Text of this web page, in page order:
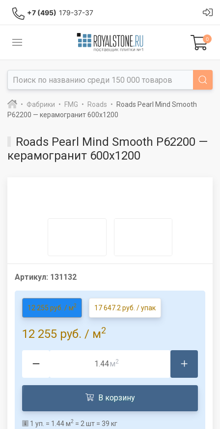
+7 (495) 179-37-37
0
Фабрики FMG Roads
Roads Pearl Mind Smooth
P62200 — керамогранит 600x1200
Roads Pearl Mind Smooth P62200 —
керамогранит 600x1200
Артикул: 131132
12 255 руб. / м2 17 647.2 руб. / упак
12 255 руб. / м2
м2
В корзину
1 уп. = 1.44м2 = 2 шт = 39 кг